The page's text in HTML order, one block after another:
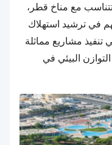
مع مناخ قطر،
في ترشيد استهلاك
تنفيذ مشاريع مماثلة
البيئي في